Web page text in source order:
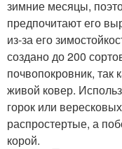
зимние месяцы,
предпочитают его
из-за его
создано до 200
почвопокровник, так
живой ковер.
горок или
распростертые, а
корой.